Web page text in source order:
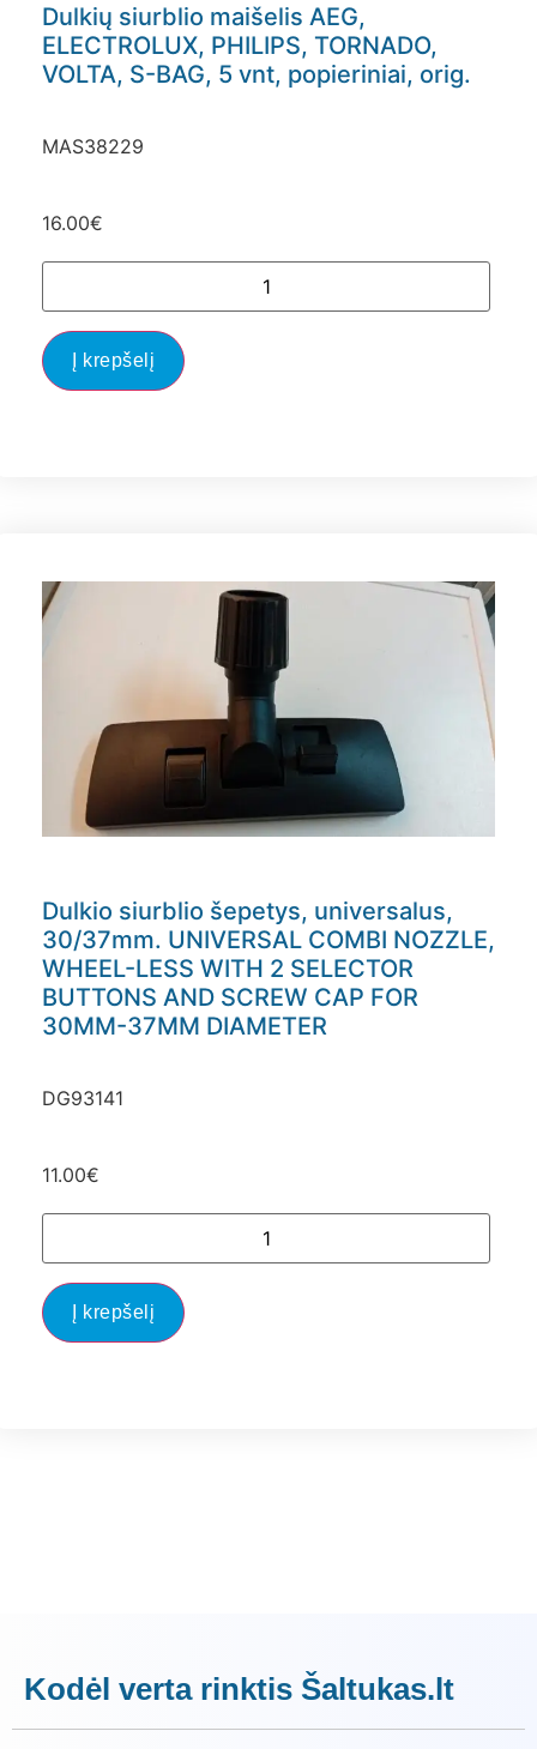
Dulkių siurblio maišelis AEG,
ELECTROLUX, PHILIPS, TORNADO,
VOLTA, S-BAG, 5 vnt, popieriniai, orig.
MAS38229
16.00€
Į krepšelį
Dulkio siurblio šepetys, universalus,
30/37mm. UNIVERSAL COMBI NOZZLE,
WHEEL-LESS WITH 2 SELECTOR
BUTTONS AND SCREW CAP FOR
30MM-37MM DIAMETER
DG93141
11.00€
Į krepšelį
Kodėl verta rinktis Šaltukas.lt